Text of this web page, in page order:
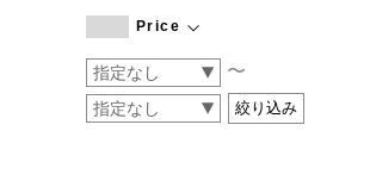
COGTHEBIGSMOKE
CONVERSE
DEAN & DELUCA
Price
〜